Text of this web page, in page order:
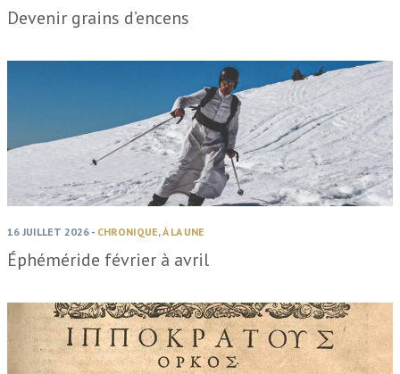
Devenir grains d’encens
16 JUILLET 2026 - CHRONIQUE,À LA UNE
Éphéméride février à avril